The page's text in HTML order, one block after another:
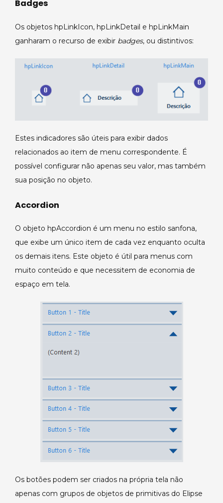
Badges
Os objetos hpLinkIcon, hpLinkDetail e hpLinkMain
ganharam o recurso de exibir badges, ou distintivos:
Estes indicadores são úteis para exibir dados
relacionados ao item de menu correspondente. É
possível configurar não apenas seu valor, mas também
sua posição no objeto.
Accordion
O objeto hpAccordion é um menu no estilo sanfona,
que exibe um único item de cada vez enquanto oculta
os demais itens. Este objeto é útil para menus com
muito conteúdo e que necessitem de economia de
espaço em tela.
Os botões podem ser criados na própria tela não
apenas com grupos de objetos de primitivas do Elipse